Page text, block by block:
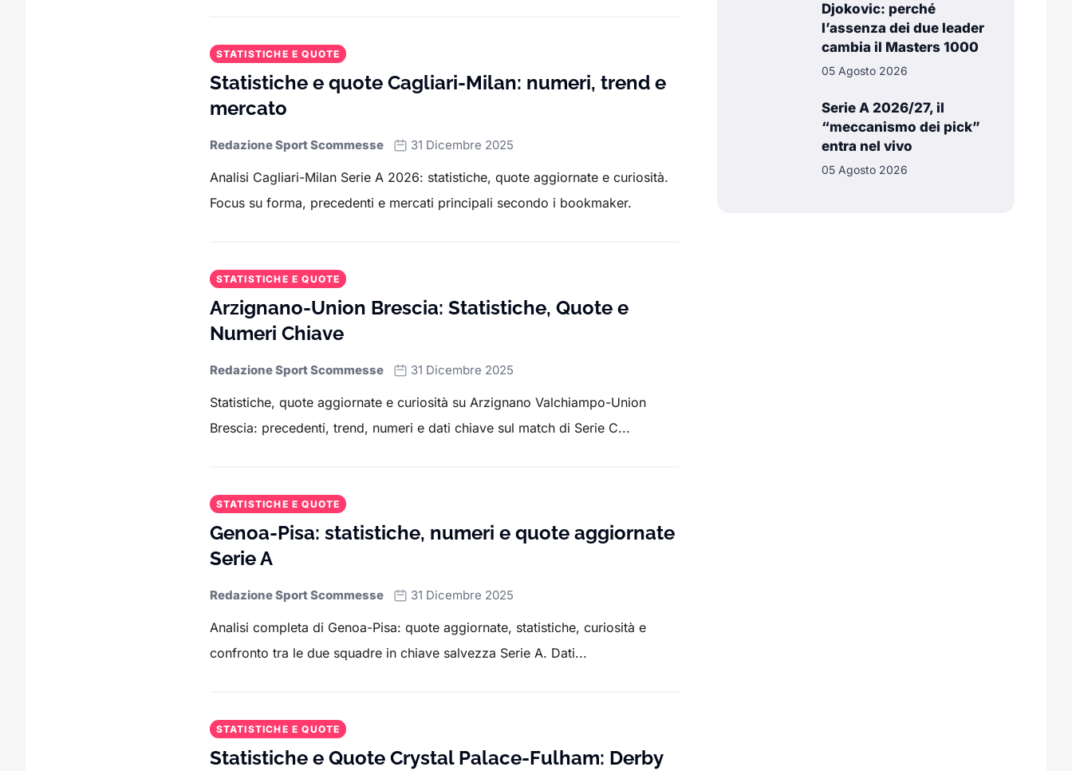
aggiornate, spread dei match di giornata e statistiche su touchdown, passing yards, turnover e performance difensive.
e offriamo dati su percentuali di possesso, mischie vinte, mete segnate e ranking mondiali.
, seguiamo da vicino le quote dei tornei LoL , FIFA, Overwatch
, con statistiche aggiornate su performance dei
team, winrate, mappe preferite e andamento delle leghe professionistiche.
per offrirti il massimo valore, mentre le statistiche sono selezionate per fornirti insight strategici
per ogni scommessa. Consulta Sport.it prima di scommettere:i numeri parlano, e noi li ascoltiamo per te
STATISTICHE E QUOTE
Statistiche e quote Cagliari-Milan: numeri, trend e
mercato
Redazione Sport Scommesse 31 Dicembre 2025
Analisi Cagliari-Milan Serie A 2026: statistiche, quote aggiornate e curiosità.
Focus su forma, precedenti e mercati principali secondo i bookmaker.
STATISTICHE E QUOTE
Arzignano-Union Brescia: Statistiche, Quote e
Numeri Chiave
Redazione Sport Scommesse 31 Dicembre 2025
Statistiche, quote aggiornate e curiosità su Arzignano Valchiampo-Union
Brescia: precedenti, trend, numeri e dati chiave sul match di Serie C...
STATISTICHE E QUOTE
Genoa-Pisa: statistiche, numeri e quote aggiornate
Serie A
Redazione Sport Scommesse 31 Dicembre 2025
Analisi completa di Genoa-Pisa: quote aggiornate, statistiche, curiosità e
confronto tra le due squadre in chiave salvezza Serie A. Dati...
STATISTICHE E QUOTE
Statistiche e Quote Crystal Palace-Fulham: Derby
Djokovic: perché
l’assenza dei due leader
cambia il Masters 1000
05 Agosto 2026
Serie A 2026/27, il
“meccanismo dei pick”
entra nel vivo
05 Agosto 2026